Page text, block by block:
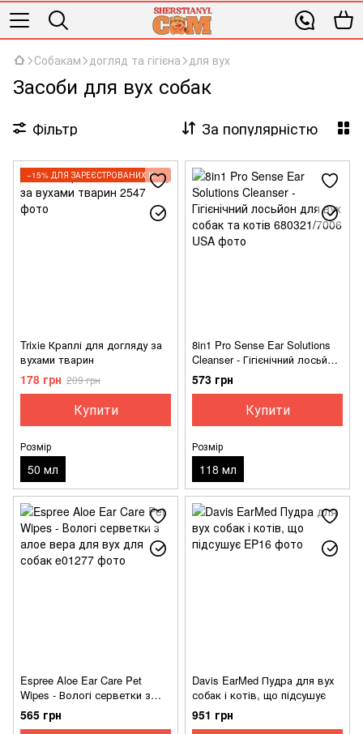
Собакам догляд та гігієна для вух
Засоби для вух собак
Фільтр За популярністю
−15% ДЛЯ ЗАРЕЄСТРОВАНИХ КЛІЄНТІВ
Trixie Краплі для догляду за
вухами тварин
178 грн 209 грн
Купити
Розмір
50 мл
8in1 Pro Sense Ear Solutions
Cleanser - Гігієнічний лосьйон
для вух собак та котів
573 грн
Купити
Розмір
118 мл
Espree Aloe Ear Care Pet
Wipes - Вологі серветки з
алое вера для вух для собак
565 грн
Davis EarMed Пудра для вух
собак і котів, що підсушує
951 грн